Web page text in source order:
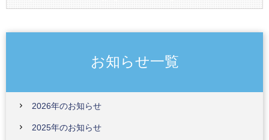
お知らせ一覧
2026年のお知らせ
2025年のお知らせ